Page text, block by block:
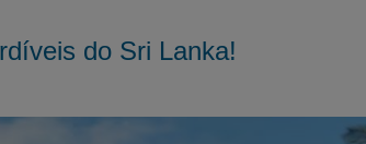
do Sri Lanka!